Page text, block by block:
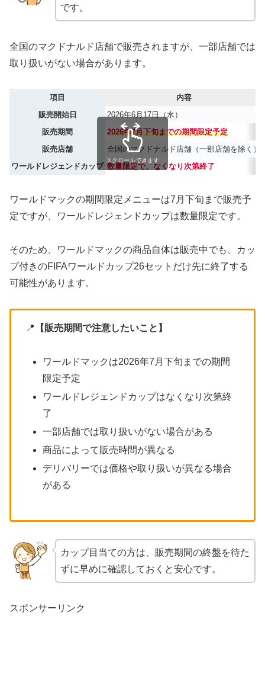
です。
全国のマクドナルド店舗で販売されますが、一部店舗では
取り扱いがない場合があります。
項目
内容
販売開始日
2026年6月17日（水）
販売期間
2026年7月下旬までの期間限定予定
販売店舗
全国のマクドナルド店舗（一部店舗を除く）
ワールドレジェンドカップ 数量限定で、なくなり次第終了
スクロールできます
ワールドマックの期間限定メニューは7月下旬まで販売予
定ですが、ワールドレジェンドカップは数量限定です。
そのため、ワールドマックの商品自体は販売中でも、カッ
プ付きのFIFAワールドカップ26セットだけ先に終了する
可能性があります。
📍 【販売期間で注意したいこと】
ワールドマックは2026年7月下旬までの期間
限定予定
ワールドレジェンドカップはなくなり次第終
了
一部店舗では取り扱いがない場合がある
商品によって販売時間が異なる
デリバリーでは価格や取り扱いが異なる場合
がある
カップ目当ての方は、販売期間の終盤を待た
ずに早めに確認しておくと安心です。
スポンサーリンク